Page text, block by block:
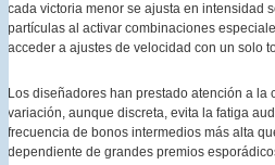
cada victoria menor se ajusta en intensidad
partículas al activar combinaciones
acceder a ajustes de velocidad con un solo
Los diseñadores han prestado atención a
variación, aunque discreta, evita la fatiga
frecuencia de bonos intermedios más alta
dependiente de grandes premios